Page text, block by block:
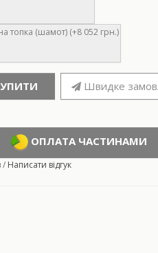
топка (шамот) (+8 052 грн.)
Швидке
ОПЛАТА ЧАСТИНАМИ
/ Написати відгук